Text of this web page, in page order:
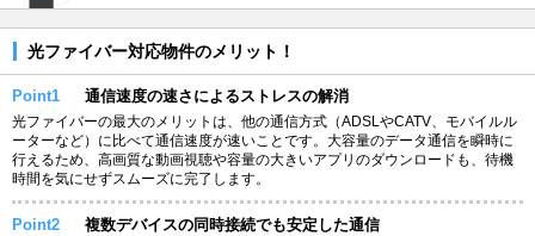
光ファイバー対応物件のメリット！
Point1 通信速度の速さによるストレスの解消
光ファイバーの最大のメリットは、他の通信方式（ADSLやCATV、モバイルル
ーターなど）に比べて通信速度が速いことです。大容量のデータ通信を瞬時に
行えるため、高画質な動画視聴や容量の大きいアプリのダウンロードも、待機
時間を気にせずスムーズに完了します。
Point2 複数デバイスの同時接続でも安定した通信